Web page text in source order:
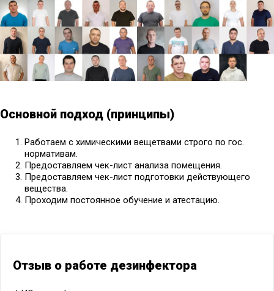
Основной подход (принципы)
Работаем с химическими вещетвами строго по гос.
нормативам.
Предоставляем чек-лист анализа помещения.
Предоставляем чек-лист подготовки действующего
вещества.
Проходим постоянное обучение и атестацию.
Отзыв о работе дезинфектора